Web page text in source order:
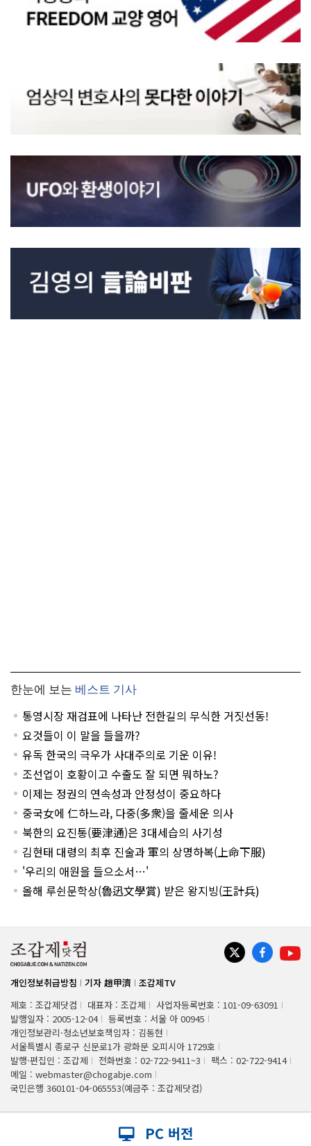
한눈에 보는 베스트 기사
통영시장 재검표에 나타난 전한길의 무식한 거짓선동!
요것들이 이 말을 들을까?
유독 한국의 극우가 사대주의로 기운 이유!
조선업이 호황이고 수출도 잘 되면 뭐하노?
이제는 정권의 연속성과 안정성이 중요하다
중국女에 仁하느라, 다중(多衆)을 줄세운 의사
북한의 요진통(要津通)은 3대세습의 사기성
김현태 대령의 최후 진술과 軍의 상명하복(上命下服)
'우리의 애원을 들으소서…'
올해 루쉰문학상(魯迅文學賞) 받은 왕지빙(王計兵)
개인정보취급방침 기자 趙甲濟
조갑제TV
제호 : 조갑제닷컴
대표자 : 조갑제
사업자등록번호 : 101-09-63091
발행일자 : 2005-12-04
등록번호 : 서울 아 00945
개인정보관리·청소년보호책임자 : 김동현
서울특별시 종로구 신문로1가 광화문 오피시아 1729호
발행·편집인 : 조갑제
전화번호 : 02-722-9411~3
팩스 : 02-722-9414
메일 : webmaster@chogabje.com
국민은행 360101-04-065553(예금주 : 조갑제닷컴)
PC 버전